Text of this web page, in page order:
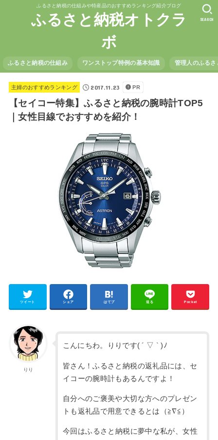
ふるさと納税の仕組みや特産品のおすすめランキング紹介ブログ
ふるさと納税オトクラ
ボ
ふるさと納税の仕組み ワンストップ特例の基本知識 管理人のふる
SEARCH
主婦のおすすめランキング 2017.11.23 PR
【セイコー特集】ふるさと納税の腕時計TOP5
｜女性目線でおすすめを紹介！
ツイート シェア はてブ 送る Pocket
りり
こんにちわ。りりです( ´ ▽ ` )ﾉ
皆さん！ふるさと納税の返礼品には、セ
イコーの腕時計もあるんですよ！
自分へのご褒美や大切な方へのプレゼン
トも返礼品で用意できるとは（≧∇≦）
今回はふるさと納税に夢中な私が、女性